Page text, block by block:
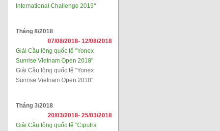
International Challenge 2019"
Tháng 8/2018
07/08/2018- 12/08/2018
Giải Cầu lông quốc tế "Yonex
Sunrise Vietnam Open 2018"
Giải Cầu lông quốc tế "Yonex
Sunrise Vietnam Open 2018"
Tháng 3/2018
20/03/2018- 25/03/2018
Giải Cầu lông quốc tế "Ciputra